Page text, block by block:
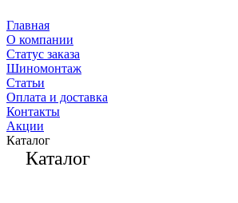
Главная
О компании
Статус заказа
Шиномонтаж
Статьи
Оплата и доставка
Контакты
Акции
Каталог
Каталог